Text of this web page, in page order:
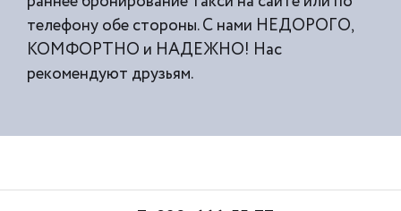
телефону обе стороны. С нами НЕДОРОГО,
КОМФОРТНО и НАДЕЖНО! Нас
рекомендуют друзьям.